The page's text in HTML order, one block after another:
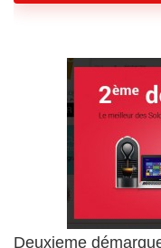
Deuxieme